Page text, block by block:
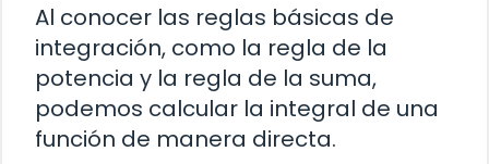
Al conocer las reglas básicas de
integración, como la regla de la
potencia y la regla de la suma,
podemos calcular la integral de una
función de manera directa.